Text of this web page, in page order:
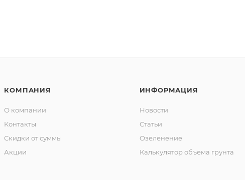
КОМПАНИЯ
О компании
Контакты
Скидки от суммы
Акции
ИНФОРМАЦИЯ
Новости
Статьи
Озеленение
Калькулятор объема грунта